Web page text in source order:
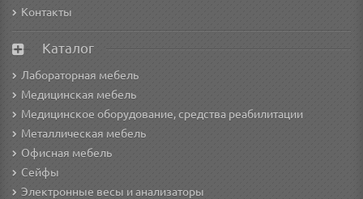
Контакты
Каталог
Лабораторная мебель
Медицинская мебель
Медицинское оборудование, средства реабилитации
Металлическая мебель
Офисная мебель
Сейфы
Электронные весы и анализаторы